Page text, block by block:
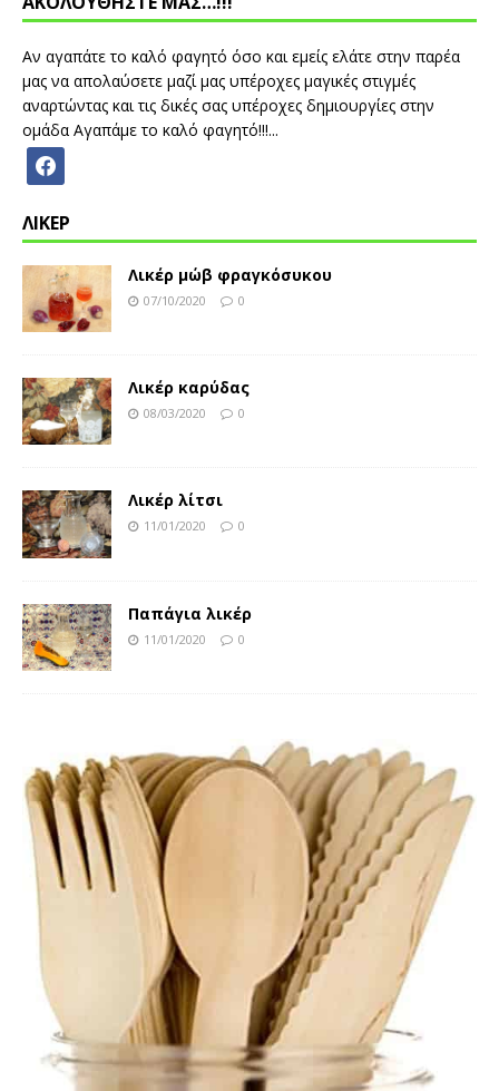
Αν αγαπάτε το καλό φαγητό όσο και εμείς ελάτε στην παρέα
μας να απολαύσετε μαζί μας υπέροχες μαγικές στιγμές
αναρτώντας και τις δικές σας υπέροχες δημιουργίες στην
ομάδα Αγαπάμε το καλό φαγητό!!!...
ΛΙΚΕΡ
Λικέρ μώβ φραγκόσυκου
07/10/2020 0
Λικέρ καρύδας
08/03/2020 0
Λικέρ λίτσι
11/01/2020 0
Παπάγια λικέρ
11/01/2020 0